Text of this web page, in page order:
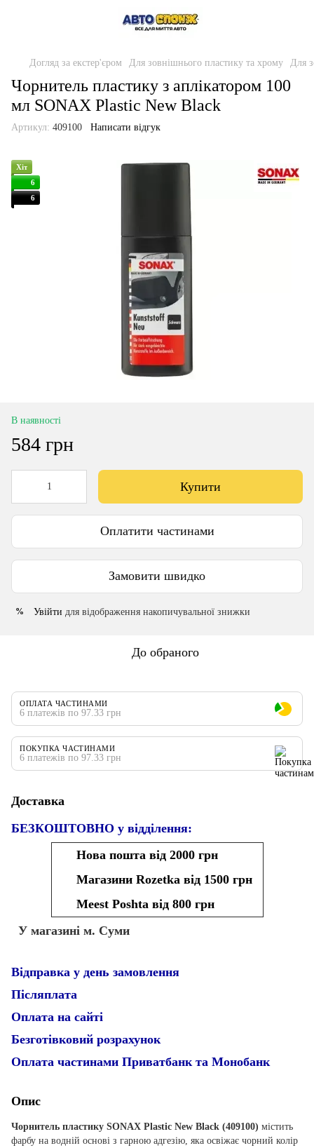
Догляд за екстер'єром Для зовнішнього пластику та хрому Для
Чорнитель пластику з аплікатором 100
мл SONAX Plastic New Black
Артикул: 409100 Написати відгук
Хіт
6
6
В наявності
584 грн
Купити
Оплатити частинами
Замовити швидко
% Увійти для відображення накопичувальної знижки
До обраного
ОПЛАТА ЧАСТИНАМИ
6 платежів по 97.33 грн
ПОКУПКА ЧАСТИНАМИ
6 платежів по 97.33 грн
Доставка
БЕЗКОШТОВНО у відділення:
Нова пошта від 2000 грн
Магазини Rozetka від 1500 грн
Meest Poshta від 800 грн
У магазині м. Суми
Відправка у день замовлення
Післяплата
Оплата на сайті
Безготівковий розрахунок
Оплата частинами Приватбанк та Монобанк
Опис
Чорнитель пластику SONAX Plastic New Black (409100) містить
фарбу на водній основі з гарною адгезію, яка освіжає чорний колір